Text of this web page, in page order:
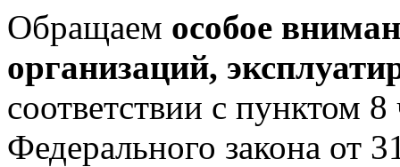
Обращаем особое
организаций,
соответствии с пунктом 8
Федерального закона